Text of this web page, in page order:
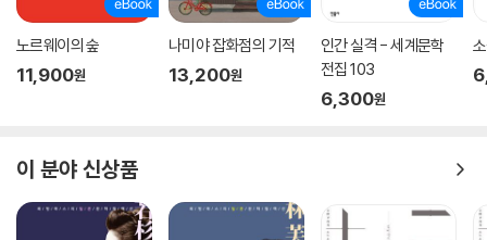
노르웨이의 숲
11,900원
나미야 잡화점의 기적
13,200원
인간 실격 - 세계문학
전집 103
6,300원
이 분야 신상품